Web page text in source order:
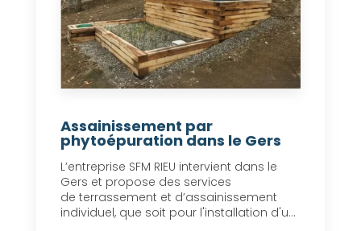
Assainissement par
phytoépuration dans le Gers
L’entreprise SFM RIEU intervient dans le
Gers et propose des services
de terrassement et d’assainissement
individuel, que soit pour l'installation d'u...